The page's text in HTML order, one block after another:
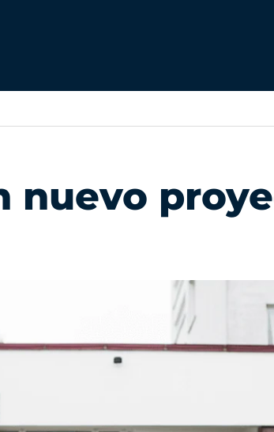
nuevo